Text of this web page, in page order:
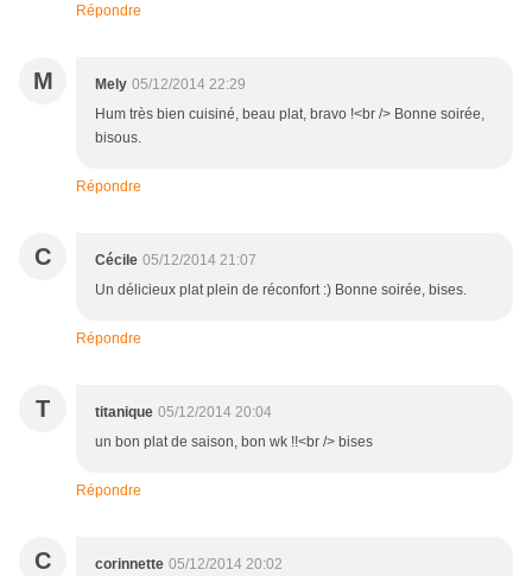
Répondre
M Mely 05/12/2014 22:29
Hum très bien cuisiné, beau plat, bravo !<br /> Bonne soirée,
bisous.
Répondre
C Cécile 05/12/2014 21:07
Un délicieux plat plein de réconfort :) Bonne soirée, bises.
Répondre
T titanique 05/12/2014 20:04
un bon plat de saison, bon wk !!<br /> bises
Répondre
C corinnette 05/12/2014 20:02